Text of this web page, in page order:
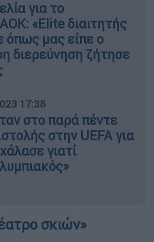
για το
«Elite διαιτητής
όπως μας είπε ο
διερεύνηση ζήτησε
17:38
στο παρά πέντε
στην UEFA για
γιατί
σκιών»